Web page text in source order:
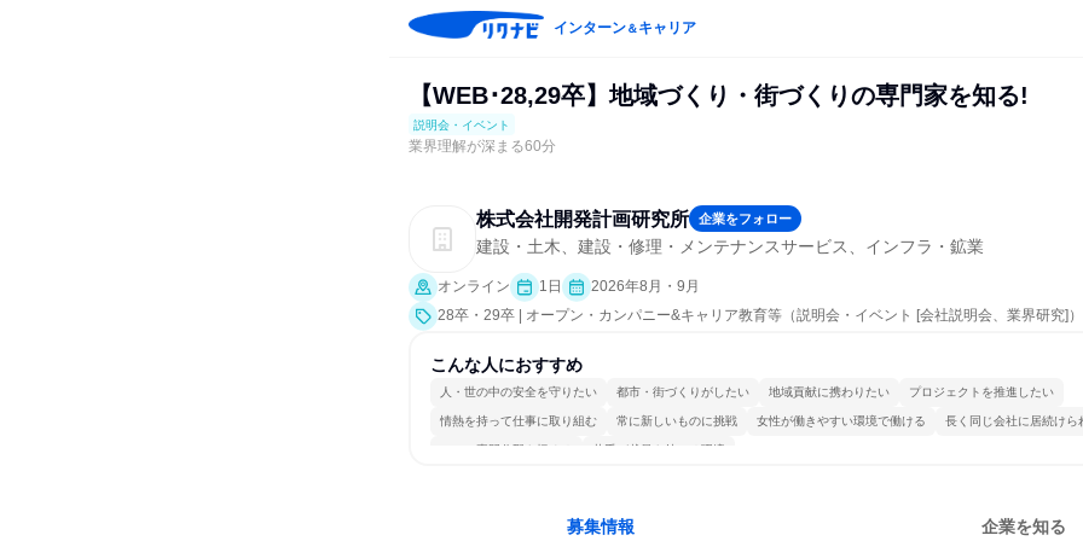
インターン＆キャリア
【WEB･28,29卒】地域づくり・街づくりの専門家を知る!
説明会・イベント
業界理解が深まる60分
株式会社開発計画研究所 企業をフォロー
建設・土木、建設・修理・メンテナンスサービス、インフラ・鉱業
オンライン 1日
2026年8月・9月
28卒・29卒 | オープン・カンパニー&キャリア教育等（説明会・イベント [会社説明会、業界研究]）
こんな人におすすめ
人・世の中の安全を守りたい 都市・街づくりがしたい 地域貢献に携わりたい プロジェクトを推進したい
情熱を持って仕事に取り組む 常に新しいものに挑戦 女性が働きやすい環境で働ける 長く同じ会社に居続けら
一つの専門分野を極める 若手が裁量を持てる環境
募集情報 企業を知る